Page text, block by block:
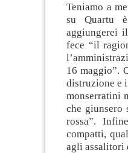
Teniamo a
su Quartu
aggiungerei
fece “il
16 maggio”.
distruzione e
monserratini
che giunsero
rossa”.
compatti,
agli assalitori